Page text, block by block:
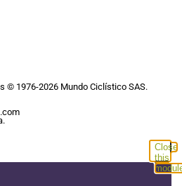
© 1976-2026 Mundo Ciclístico SAS.
Close
this